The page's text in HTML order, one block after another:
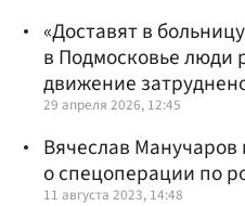
«Доставят в
в Подмосковье люди
движение
29 апреля 2026, 12:45
Вячеслав Манучаров
о спецоперации по
11 августа 2023, 14:48